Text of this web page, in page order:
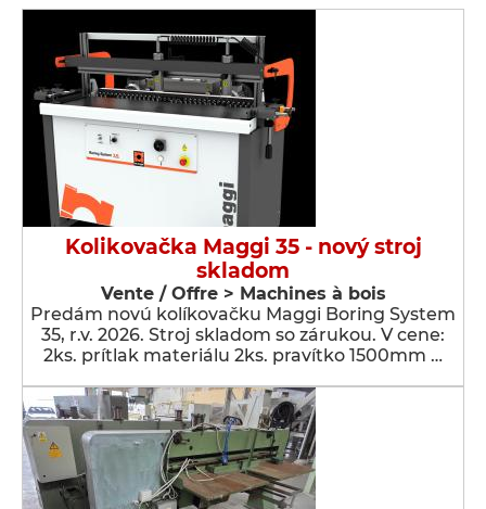
Kolikovačka Maggi 35 - nový stroj
skladom
Vente / Offre > Machines à bois
Predám novú kolíkovačku Maggi Boring System
35, r.v. 2026. Stroj skladom so zárukou. V cene:
2ks. prítlak materiálu 2ks. pravítko 1500mm …